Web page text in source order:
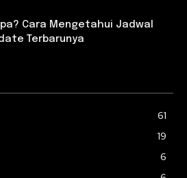
Cara Mengetahui Jadwal
Terbarunya
61
19
6